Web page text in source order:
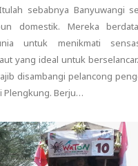
sebabnya Banyuwangi
domestik. Mereka
untuk menikmati
yang ideal untuk
disambangi pelancong
Plengkung. Berju…